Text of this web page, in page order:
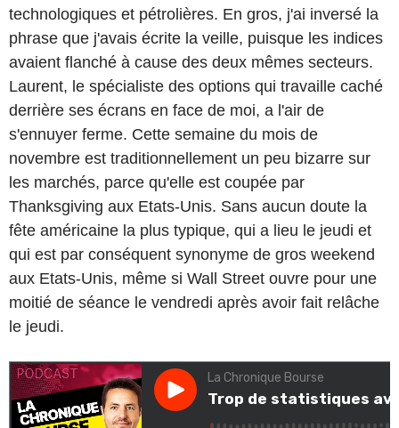
technologiques et pétrolières. En gros, j'ai inversé la
phrase que j'avais écrite la veille, puisque les indices
avaient flanché à cause des deux mêmes secteurs.
Laurent, le spécialiste des options qui travaille caché
derrière ses écrans en face de moi, a l'air de
s'ennuyer ferme. Cette semaine du mois de
novembre est traditionnellement un peu bizarre sur
les marchés, parce qu'elle est coupée par
Thanksgiving aux Etats-Unis. Sans aucun doute la
fête américaine la plus typique, qui a lieu le jeudi et
qui est par conséquent synonyme de gros weekend
aux Etats-Unis, même si Wall Street ouvre pour une
moitié de séance le vendredi après avoir fait relâche
le jeudi.